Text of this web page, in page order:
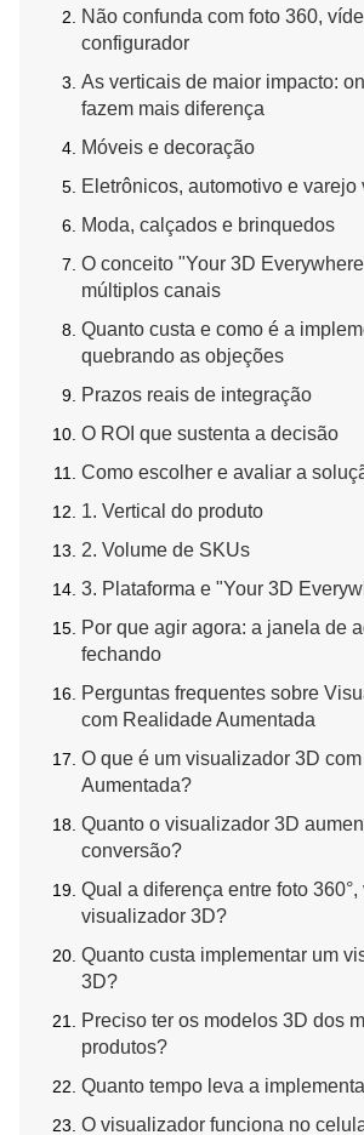
Não confunda com foto 360,
configurador
As verticais de maior impacto:
fazem mais diferença
Móveis e decoração
Eletrônicos, automotivo e varejo
Moda, calçados e brinquedos
O conceito "Your 3D
múltiplos canais
Quanto custa e como é a
quebrando as objeções
Prazos reais de integração
O ROI que sustenta a decisão
Como escolher e avaliar a
1. Vertical do produto
2. Volume de SKUs
3. Plataforma e "Your 3D
Por que agir agora: a janela de
fechando
Perguntas frequentes sobre
com Realidade Aumentada
O que é um visualizador 3D
Aumentada?
Quanto o visualizador 3D
conversão?
Qual a diferença entre foto 360°,
visualizador 3D?
Quanto custa implementar um
3D?
Preciso ter os modelos 3D dos
produtos?
Quanto tempo leva a
O visualizador funciona no